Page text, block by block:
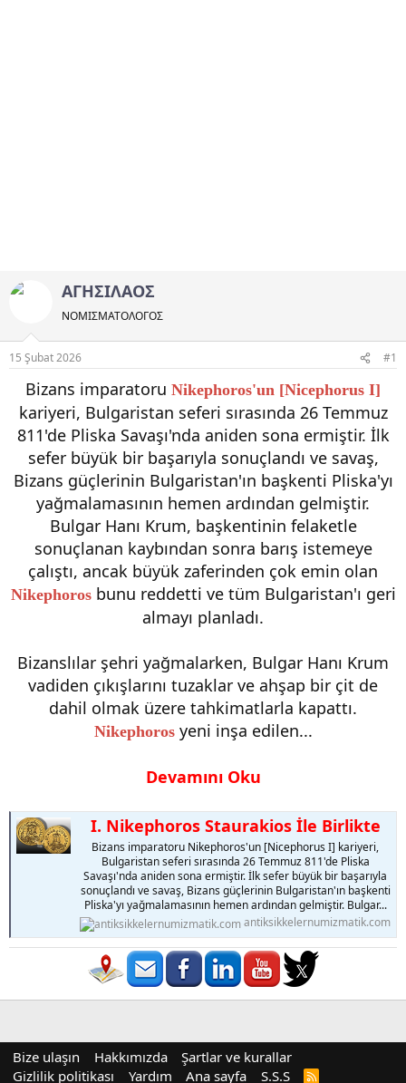
ΑΓΗΣΙΛΑΟΣ
ΝΟΜΙΣΜΑΤΟΛOΓΟΣ
15 Şubat 2026 #1
Bizans imparatoru Nikephoros'un [Nicephorus I]
kariyeri, Bulgaristan seferi sırasında 26 Temmuz
811'de Pliska Savaşı'nda aniden sona ermiştir. İlk
sefer büyük bir başarıyla sonuçlandı ve savaş,
Bizans güçlerinin Bulgaristan'ın başkenti Pliska'yı
yağmalamasının hemen ardından gelmiştir.
Bulgar Hanı Krum, başkentinin felaketle
sonuçlanan kaybından sonra barış istemeye
çalıştı, ancak büyük zaferinden çok emin olan
Nikephorosbunu reddetti ve tüm Bulgaristan'ı geri
almayı planladı.
Bizanslılar şehri yağmalarken, Bulgar Hanı Krum
vadiden çıkışlarını tuzaklar ve ahşap bir çit de
dahil olmak üzere tahkimatlarla kapattı.
Nikephorosyeni inşa edilen...​
Devamını Oku
I. Nikephoros Staurakios İle Birlikte
Bizans imparatoru Nikephoros'un [Nicephorus I] kariyeri,
Bulgaristan seferi sırasında 26 Temmuz 811'de Pliska
Savaşı'nda aniden sona ermiştir. İlk sefer büyük bir başarıyla
sonuçlandı ve savaş, Bizans güçlerinin Bulgaristan'ın başkenti
Pliska'yı yağmalamasının hemen ardından gelmiştir. Bulgar...
antiksikkelernumizmatik.com
Bize ulaşın Hakkımızda
Şartlar ve kurallar
Gizlilik politikası
Yardım Ana sayfa S.S.S R